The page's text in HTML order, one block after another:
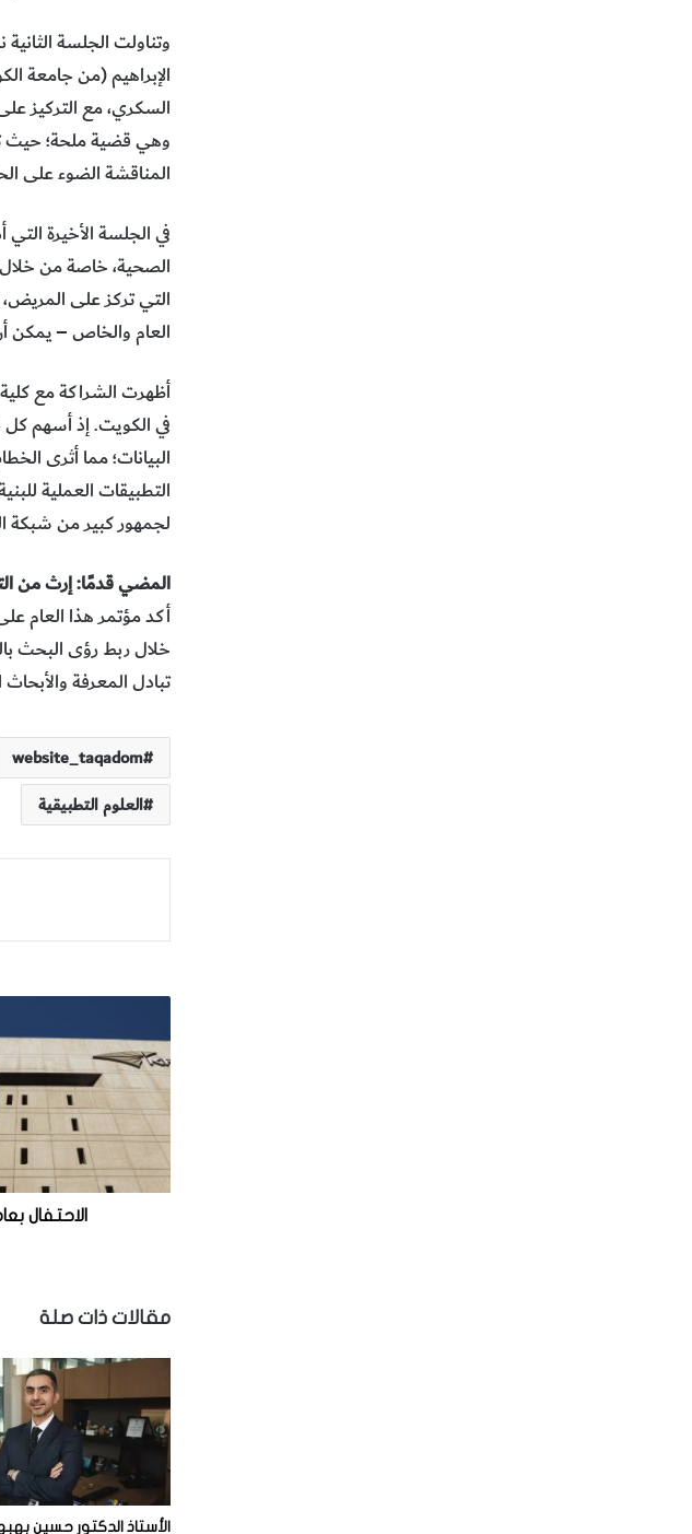
وتناولت الجلسة
الإبراهيم (من جامعة
السكري، مع التركيز
وهي قضية ملحة؛ حيث
المناقشة الضوء على
في الجلسة الأخيرة
الصحية، خاصة من خلال
التي تركز على المريض،
العام والخاص – يمكن
أظهرت الشراكة مع كلية
في الكويت. إذ أسهم كل
البيانات؛ مما أثرى
التطبيقات العملية
لجمهور كبير من شبكة
المضي قدمًا: إرث من
أكد مؤتمر هذا العام
خلال ربط رؤى البحث
تبادل المعرفة
website_taqadom
العلوم التطبيقية
ا
ا
ح
ف
ا
ل
ب
ا
ق
د
م
و
ل
الاحتفال
مقالات ذات صلة
الأستاذ الدكتور حسين